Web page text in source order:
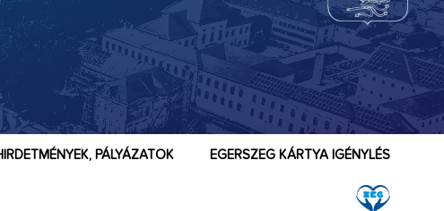
EGERSZEG KÁRTYA IGÉNYLÉS
PÁLYÁZATOK